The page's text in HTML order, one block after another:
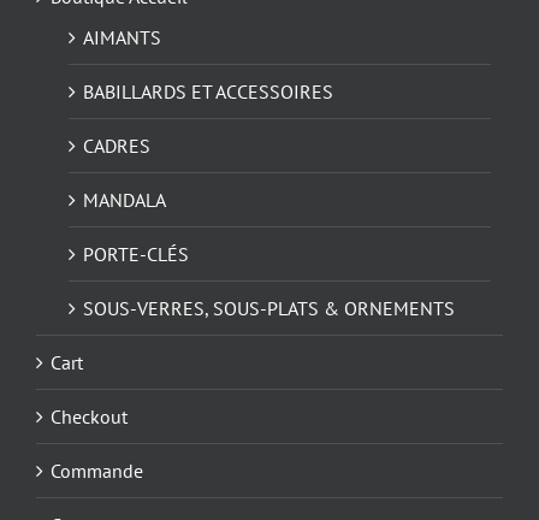
AIMANTS
BABILLARDS ET ACCESSOIRES
CADRES
MANDALA
PORTE-CLÉS
SOUS-VERRES, SOUS-PLATS & ORNEMENTS
Cart
Checkout
Commande